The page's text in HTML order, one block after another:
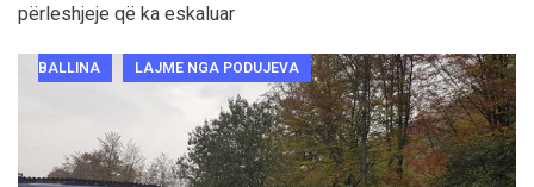
përleshjeje që ka eskaluar
BALLINA LAJME NGA PODUJEVA